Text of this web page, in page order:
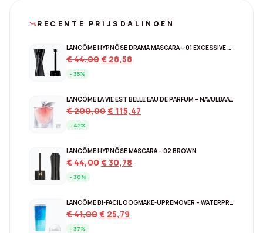
trending_downRECENTE PRIJSDALINGEN
LANCÔME HYPNÔSE DRAMA MASCARA – 01 EXCESSIVE BLACK
€44,00Original
€ 28,58
- 35%
LANCÔME LA VIE EST BELLE EAU DE PARFUM – NAVULBAAR 150 ML
€200,00Original
€ 200,00.
€ 115,47
- 42%
LANCÔME HYPNÔSE MASCARA – 02 BROWN
€44,00Original
€30,78
- 30%
LANCÔME BI-FACIL OOGMAKE-UPREMOVER – WATERPROOF 125 ML
€41,00Original
€ 25,79
- 37%